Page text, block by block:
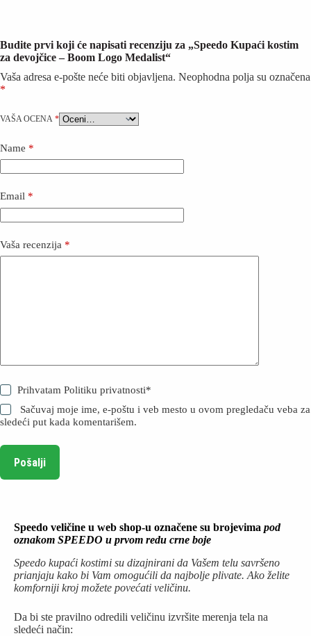
Budite prvi koji će napisati recenziju za „Speedo Kupaći kostim
za devojčice – Boom Logo Medalist“
Vaša adresa e-pošte neće biti objavljena. Neophodna polja su označena
*
VAŠA OCENA *
Name *
Email *
Vaša recenzija *
PrihvatamPolitiku privatnosti*
Sačuvaj moje ime, e-poštu i veb mesto u ovom pregledaču veba za
sledeći put kada komentarišem.
Pošalji
Speedo veličine u web shop-u označene su brojevima pod
oznakom SPEEDO u prvom redu crne boje
Speedo kupaći kostimi su dizajnirani da Vašem telu savršeno
prianjaju kako bi Vam omogućili da najbolje plivate. Ako želite
komforniji kroj možete povećati veličinu.
Da bi ste pravilno odredili veličinu izvršite merenja tela na
sledeći način: